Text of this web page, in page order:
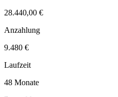
28.440,00 €
Anzahlung
9.480 €
Laufzeit
48 Monate